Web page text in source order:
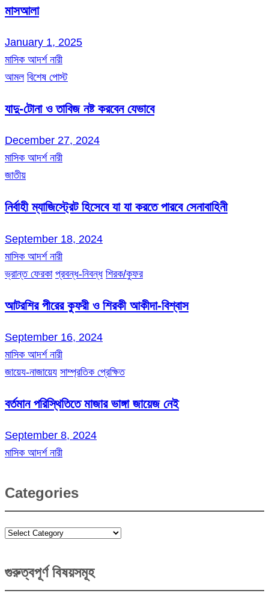
মাসআলা
January 1, 2025
মাসিক আদর্শ নারী
আমল বিশেষ পোস্ট
যাদু-টোনা ও তাবিজ নষ্ট করবেন যেভাবে
December 27, 2024
মাসিক আদর্শ নারী
জাতীয়
নির্বাহী ম্যাজিস্ট্রেট হিসেবে যা যা করতে পারবে সেনাবাহিনী
September 18, 2024
মাসিক আদর্শ নারী
ভ্রান্ত ফেরকা প্রবন্ধ-নিবন্ধ শিরক/কুফর
আটরশির পীরের কুফরী ও শিরকী আকীদা-বিশ্বাস
September 16, 2024
মাসিক আদর্শ নারী
জায়েয-নাজায়েয সাম্প্রতিক প্রেক্ষিত
বর্তমান পরিস্থিতিতে মাজার ভাঙ্গা জায়েজ নেই
September 8, 2024
মাসিক আদর্শ নারী
Categories
Categories
গুরুত্বপূর্ণ বিষয়সমূহ